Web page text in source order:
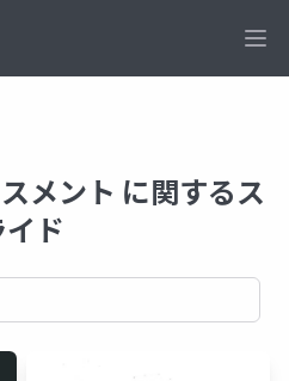
メント に関するス
イド